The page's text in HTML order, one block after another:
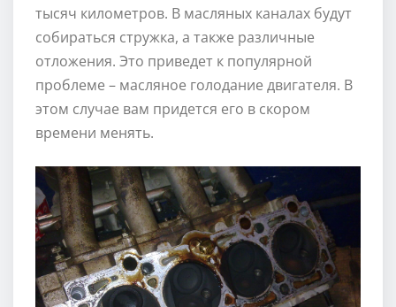
тысяч километров. В масляных каналах будут
собираться стружка, а также различные
отложения. Это приведет к популярной
проблеме – масляное голодание двигателя. В
этом случае вам придется его в скором
времени менять.